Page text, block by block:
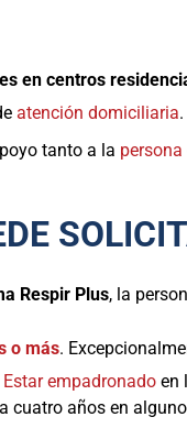
en centros
atención domiciliaria.
tanto a la
Respir Plus, la
o más.
Estar empadronado en
cuatro años en